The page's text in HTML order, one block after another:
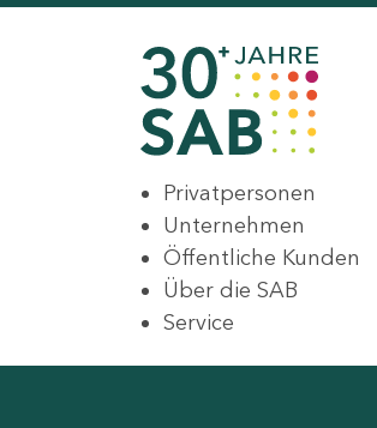
Privatpersonen
Unternehmen
Öffentliche Kunden
Über die SAB
Service